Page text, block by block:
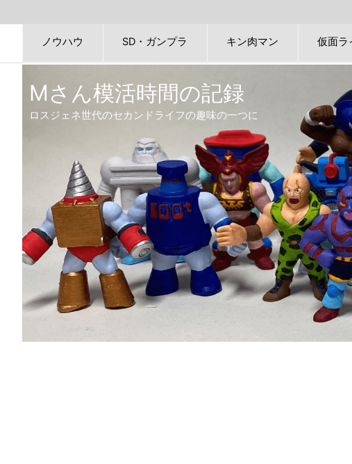
ノウハウ SD・ガンプラ キン肉マン 仮面ラ
Mさん模活時間の記録
ロスジェネ世代のセカンドライフの趣味の一つに